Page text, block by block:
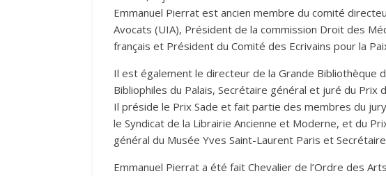
Emmanuel Pierrat est ancien membre du comité
Avocats (UIA), Président de la commission Droit des
français et Président du Comité des Ecrivains pour la
Il est également le directeur de la Grande Bibliothèque
Bibliophiles du Palais, Secrétaire général et juré du Prix
Il préside le Prix Sade et fait partie des membres du
le Syndicat de la Librairie Ancienne et Moderne, et du
général du Musée Yves Saint-Laurent Paris et
Emmanuel Pierrat a été fait Chevalier de l’Ordre des